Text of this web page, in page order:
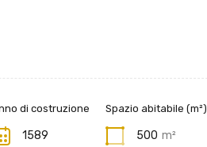
di costruzione
1589
Spazio abitabile (m²)
500 m²